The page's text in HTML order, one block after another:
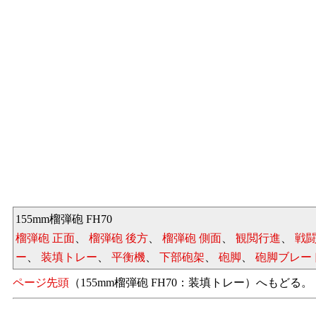
155mm榴弾砲 FH70
榴弾砲 正面、 榴弾砲 後方、 榴弾砲 側面、 観閲行進、 戦
ー、 装填トレー、 平衡機、 下部砲架、 砲脚、 砲脚ブレー
ページ先頭 （155mm榴弾砲 FH70：装填トレー）へもどる。